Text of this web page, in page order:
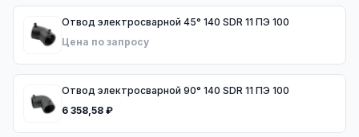
Отвод электросварной 45° 140 SDR 11 ПЭ 100
Цена по запросу
Отвод электросварной 90° 140 SDR 11 ПЭ 100
6 358,58 ₽